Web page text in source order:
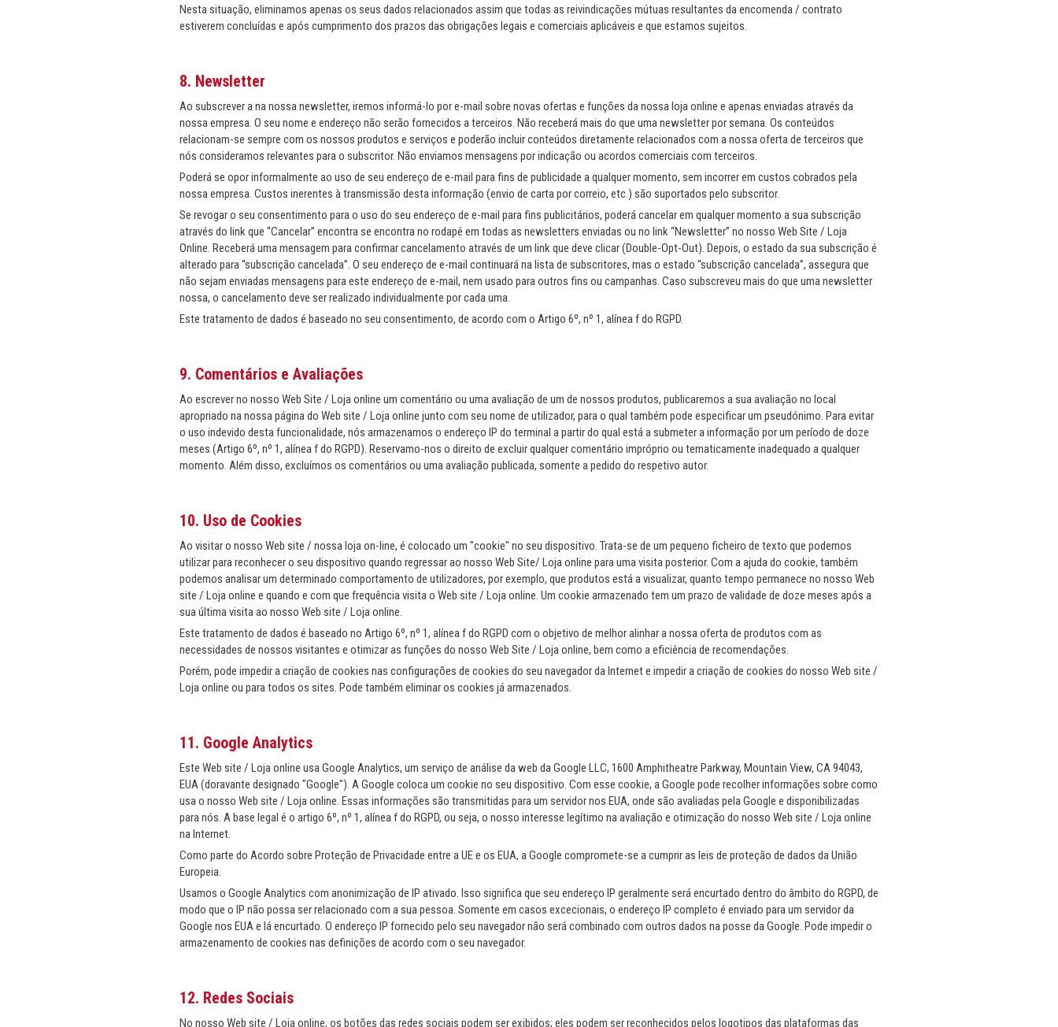
Nesta situação, eliminamos apenas os seus dados relacionados assim que todas as reivindicações mútuas resultantes da encomenda / contrato
estiverem concluídas e após cumprimento dos prazos das obrigações legais e comerciais aplicáveis e que estamos sujeitos.
8. Newsletter
Ao subscrever a na nossa newsletter, iremos informá-lo por e-mail sobre novas ofertas e funções da nossa loja online e apenas enviadas através da
nossa empresa. O seu nome e endereço não serão fornecidos a terceiros. Não receberá mais do que uma newsletter por semana. Os conteúdos
relacionam-se sempre com os nossos produtos e serviços e poderão incluir conteúdos diretamente relacionados com a nossa oferta de terceiros que
nós consideramos relevantes para o subscritor. Não enviamos mensagens por indicação ou acordos comerciais com terceiros.
Poderá se opor informalmente ao uso de seu endereço de e-mail para fins de publicidade a qualquer momento, sem incorrer em custos cobrados pela
nossa empresa. Custos inerentes à transmissão desta informação (envio de carta por correio, etc.) são suportados pelo subscritor.
Se revogar o seu consentimento para o uso do seu endereço de e-mail para fins publicitários, poderá cancelar em qualquer momento a sua subscrição
através do link que “Cancelar” encontra se encontra no rodapé em todas as newsletters enviadas ou no link “Newsletter” no nosso Web Site / Loja
Online. Receberá uma mensagem para confirmar cancelamento através de um link que deve clicar (Double-Opt-Out). Depois, o estado da sua subscrição é
alterado para “subscrição cancelada”. O seu endereço de e-mail continuará na lista de subscritores, mas o estado “subscrição cancelada”, assegura que
não sejam enviadas mensagens para este endereço de e-mail, nem usado para outros fins ou campanhas. Caso subscreveu mais do que uma newsletter
nossa, o cancelamento deve ser realizado individualmente por cada uma.
Este tratamento de dados é baseado no seu consentimento, de acordo com o Artigo 6º, nº 1, alínea f do RGPD.
9. Comentários e Avaliações
Ao escrever no nosso Web Site / Loja online um comentário ou uma avaliação de um de nossos produtos, publicaremos a sua avaliação no local
apropriado na nossa página do Web site / Loja online junto com seu nome de utilizador, para o qual também pode especificar um pseudónimo. Para evitar
o uso indevido desta funcionalidade, nós armazenamos o endereço IP do terminal a partir do qual está a submeter a informação por um período de doze
meses (Artigo 6º, nº 1, alínea f do RGPD). Reservamo-nos o direito de excluir qualquer comentário impróprio ou tematicamente inadequado a qualquer
momento. Além disso, excluímos os comentários ou uma avaliação publicada, somente a pedido do respetivo autor.
10. Uso de Cookies
Ao visitar o nosso Web site / nossa loja on-line, é colocado um "cookie" no seu dispositivo. Trata-se de um pequeno ficheiro de texto que podemos
utilizar para reconhecer o seu dispositivo quando regressar ao nosso Web Site/ Loja online para uma visita posterior. Com a ajuda do cookie, também
podemos analisar um determinado comportamento de utilizadores, por exemplo, que produtos está a visualizar, quanto tempo permanece no nosso Web
site / Loja online e quando e com que frequência visita o Web site / Loja online. Um cookie armazenado tem um prazo de validade de doze meses após a
sua última visita ao nosso Web site / Loja online.
Este tratamento de dados é baseado no Artigo 6º, nº 1, alínea f do RGPD com o objetivo de melhor alinhar a nossa oferta de produtos com as
necessidades de nossos visitantes e otimizar as funções do nosso Web Site / Loja online, bem como a eficiência de recomendações.
Porém, pode impedir a criação de cookies nas configurações de cookies do seu navegador da Internet e impedir a criação de cookies do nosso Web site /
Loja online ou para todos os sites. Pode também eliminar os cookies já armazenados.
11. Google Analytics
Este Web site / Loja online usa Google Analytics, um serviço de análise da web da Google LLC, 1600 Amphitheatre Parkway, Mountain View, CA 94043,
EUA (doravante designado "Google"). A Google coloca um cookie no seu dispositivo. Com esse cookie, a Google pode recolher informações sobre como
usa o nosso Web site / Loja online. Essas informações são transmitidas para um servidor nos EUA, onde são avaliadas pela Google e disponibilizadas
para nós. A base legal é o artigo 6º, nº 1, alínea f do RGPD, ou seja, o nosso interesse legítimo na avaliação e otimização do nosso Web site / Loja online
na Internet.
Como parte do Acordo sobre Proteção de Privacidade entre a UE e os EUA, a Google compromete-se a cumprir as leis de proteção de dados da União
Europeia.
Usamos o Google Analytics com anonimização de IP ativado. Isso significa que seu endereço IP geralmente será encurtado dentro do âmbito do RGPD, de
modo que o IP não possa ser relacionado com a sua pessoa. Somente em casos excecionais, o endereço IP completo é enviado para um servidor da
Google nos EUA e lá encurtado. O endereço IP fornecido pelo seu navegador não será combinado com outros dados na posse da Google. Pode impedir o
armazenamento de cookies nas definições de acordo com o seu navegador.
12. Redes Sociais
No nosso Web site / Loja online, os botões das redes sociais podem ser exibidos; eles podem ser reconhecidos pelos logotipos das plataformas das